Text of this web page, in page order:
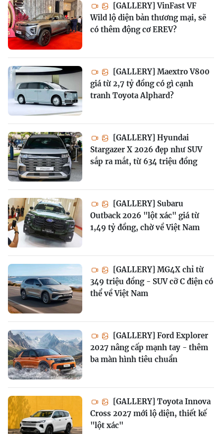
[GALLERY] VinFast VF
Wild lộ diện bản thương mại, sẽ
có thêm động cơ EREV?
[GALLERY] Maextro V800
giá từ 2,7 tỷ đồng có gì cạnh
tranh Toyota Alphard?
[GALLERY] Hyundai
Stargazer X 2026 đẹp như SUV
sắp ra mắt, từ 634 triệu đồng
[GALLERY] Subaru
Outback 2026 "lột xác" giá từ
1,49 tỷ đồng, chờ về Việt Nam
[GALLERY] MG4X chỉ từ
349 triệu đồng - SUV cỡ C điện có
thể về Việt Nam
[GALLERY] Ford Explorer
2027 nâng cấp mạnh tay - thêm
ba màn hình tiêu chuẩn
[GALLERY] Toyota Innova
Cross 2027 mới lộ diện, thiết kế
"lột xác"